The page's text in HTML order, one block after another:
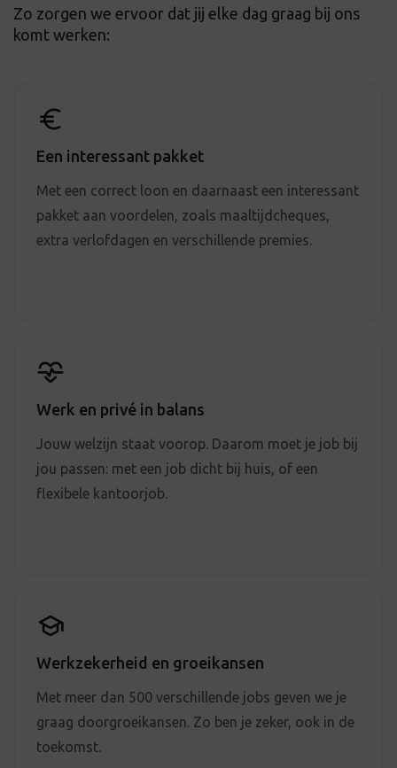
Zo zorgen we ervoor dat jij elke dag graag bij ons
komt werken:
Een interessant pakket
Met een correct loon en daarnaast een interessant
pakket aan voordelen, zoals maaltijdcheques,
extra verlofdagen en verschillende premies.
Werk en privé in balans
Jouw welzijn staat voorop. Daarom moet je job bij
jou passen: met een job dicht bij huis, of een
flexibele kantoorjob.
Werkzekerheid en groeikansen
Met meer dan 500 verschillende jobs geven we je
graag doorgroeikansen. Zo ben je zeker, ook in de
toekomst.